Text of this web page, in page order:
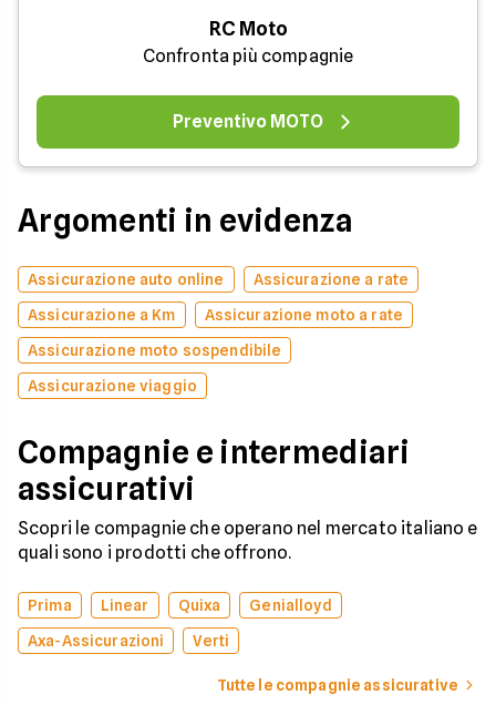
RC Moto
Confronta più compagnie
Preventivo MOTO
Argomenti in evidenza
Assicurazione auto online
Assicurazione a rate
Assicurazione a Km
Assicurazione moto a rate
Assicurazione moto sospendibile
Assicurazione viaggio
Compagnie e intermediari
assicurativi
Scopri le compagnie che operano nel mercato italiano e
quali sono i prodotti che offrono.
Prima Linear Quixa
Genialloyd
Axa-Assicurazioni
Verti
Tutte le compagnie assicurative